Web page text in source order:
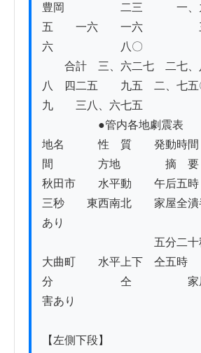
豊岡　　　　　二三　　　
五　　一六　　一六　
六　　　　　　八〇
合計　三、六二七　二七、
八　四二五　　九五　二、七
九　　三八、六七五
●管内各地劇震表
地名　　　性　質　　発動時
間　　　　方地　　　　摘　要
秋田市　　水平動　　午后五
三秒　　東西南北　　家屋全
あり
五分二十
大曲町　　水平上下　仝五時　
分　　　　　　仝　　　　　
害あり
【左側下段】